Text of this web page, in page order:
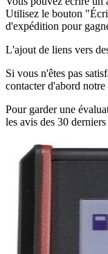
Utilisez le bouton
d'expédition pour
L'ajout de liens vers
Si vous n'êtes pas
contacter d'abord
Pour garder une
les avis des 30